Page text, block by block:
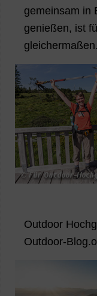
gemeinsam in
genießen, ist
gleichermaßen.
Outdoor
Outdoor-